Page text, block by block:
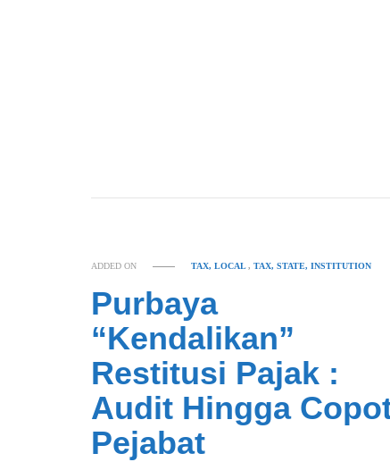
ADDED ON TAX, LOCAL,TAX, STATE, INSTITUTION
Purbaya
“Kendalikan”
Restitusi Pajak :
Audit Hingga
Pejabat